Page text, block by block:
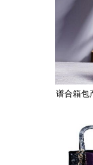
谱合箱包